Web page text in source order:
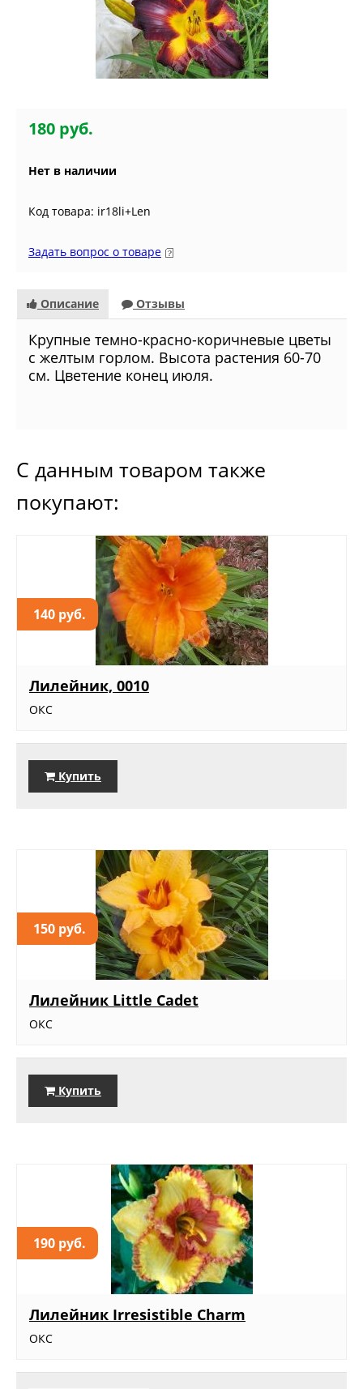
180 руб.
Нет в наличии
Код товара: ir18li+Len
Задать вопрос о товаре
Описание Отзывы
Крупные темно-красно-коричневые цветы
с желтым горлом. Высота растения 60-70
см. Цветение конец июля.
С данным товаром также
покупают:
140 руб.
Лилейник, 0010
ОКС
Купить
150 руб.
Лилейник Little Cadet
ОКС
Купить
190 руб.
Лилейник Irresistible Charm
ОКС